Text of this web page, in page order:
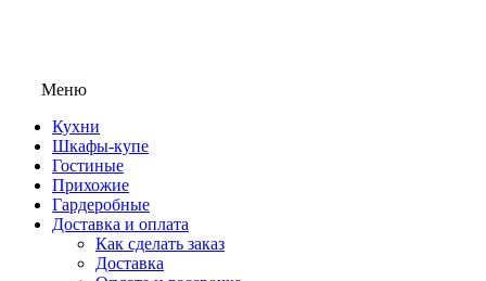
Меню
Кухни
Шкафы-купе
Гостиные
Прихожие
Гардеробные
Доставка и оплата
Как сделать заказ
Доставка